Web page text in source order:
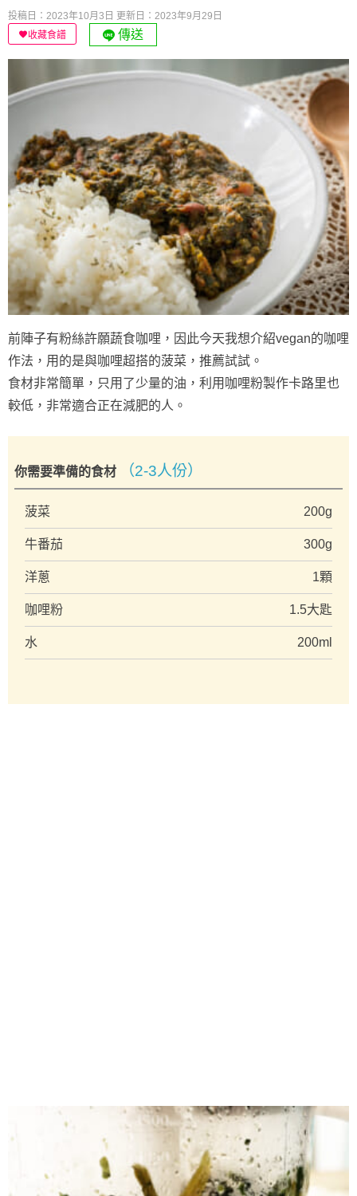
投稿日：2023年10月3日 更新日：2023年9月29日
收藏食譜
傳送
前陣子有粉絲許願蔬食咖哩，因此今天我想介紹vegan的咖哩
作法，用的是與咖哩超搭的菠菜，推薦試試。
食材非常簡單，只用了少量的油，利用咖哩粉製作卡路里也
較低，非常適合正在減肥的人。
你需要準備的食材 （2-3人份）
菠菜 200g
牛番茄 300g
洋蔥 1顆
咖哩粉 1.5大匙
水 200ml